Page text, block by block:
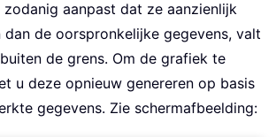
zodanig aanpast dat ze aanzienlijk
de oorspronkelijke gegevens, valt
de grens. Om de grafiek te
u deze opnieuw genereren op basis
gegevens. Zie schermafbeelding: